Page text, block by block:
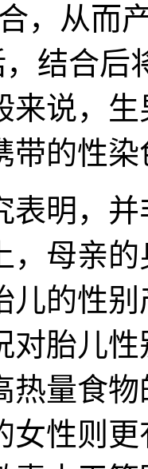
，从而
结合后
来说，
带的性染
明，并
，母亲
儿的性
对胎儿
热量食
女性则